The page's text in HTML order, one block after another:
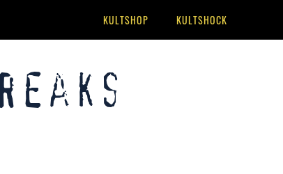
KULTSHOP KULTSHOCK